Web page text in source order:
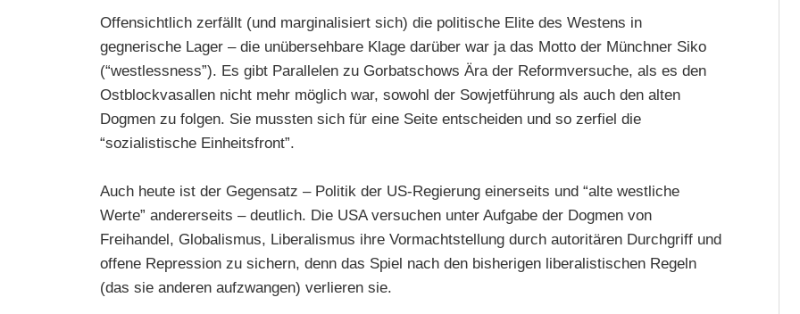
Offensichtlich zerfällt (und marginalisiert sich) die politische Elite des Westens in
gegnerische Lager – die unübersehbare Klage darüber war ja das Motto der Münchner Siko
(“westlessness”). Es gibt Parallelen zu Gorbatschows Ära der Reformversuche, als es den
Ostblockvasallen nicht mehr möglich war, sowohl der Sowjetführung als auch den alten
Dogmen zu folgen. Sie mussten sich für eine Seite entscheiden und so zerfiel die
“sozialistische Einheitsfront”.
Auch heute ist der Gegensatz – Politik der US-Regierung einerseits und “alte westliche
Werte” andererseits – deutlich. Die USA versuchen unter Aufgabe der Dogmen von
Freihandel, Globalismus, Liberalismus ihre Vormachtstellung durch autoritären Durchgriff und
offene Repression zu sichern, denn das Spiel nach den bisherigen liberalistischen Regeln
(das sie anderen aufzwangen) verlieren sie.